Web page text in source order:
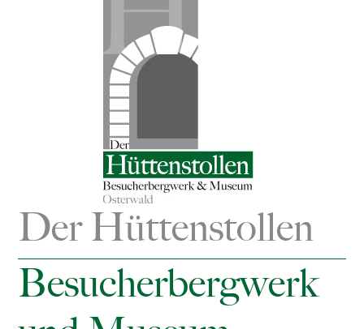
Der Hüttenstollen
Besucherbergwerk